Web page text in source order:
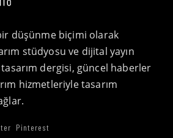
düşünme biçimi olarak
stüdyosu ve dijital yayın
dergisi, güncel haberler
hizmetleriyle tasarım
Pinterest